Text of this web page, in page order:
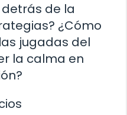
de la
¿Cómo
jugadas del
la calma en